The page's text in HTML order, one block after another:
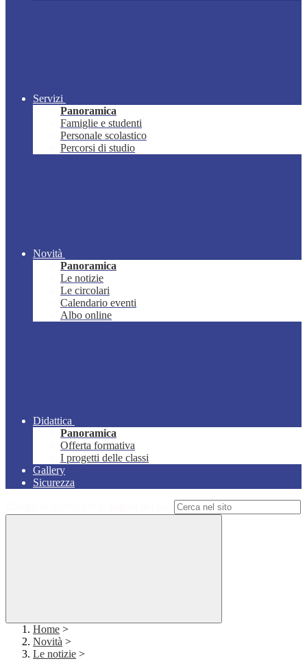
Servizi
Panoramica
Famiglie e studenti
Personale scolastico
Percorsi di studio
Novità
Panoramica
Le notizie
Le circolari
Calendario eventi
Albo online
Didattica
Panoramica
Offerta formativa
I progetti delle classi
Gallery
Sicurezza
Home >
Novità >
Le notizie >